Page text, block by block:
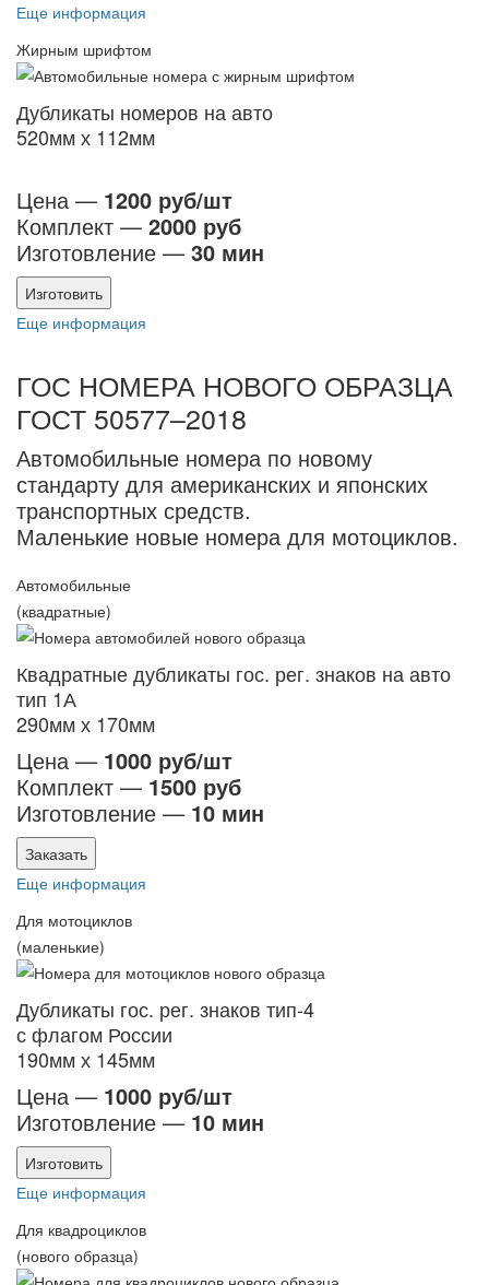
Еще информация
Жирным шрифтом
Дубликаты номеров на авто
520мм х 112мм
Цена — 1200 руб/шт
Комплект — 2000 руб
Изготовление — 30 мин
Изготовить
Еще информация
ГОС НОМЕРА НОВОГО ОБРАЗЦА
ГОСТ 50577–2018
Автомобильные номера по новому
стандарту для американских и японских
транспортных средств.
Маленькие новые номера для мотоциклов.
Автомобильные
(квадратные)
Квадратные дубликаты гос. рег. знаков на авто
тип 1А
290мм х 170мм
Цена — 1000 руб/шт
Комплект — 1500 руб
Изготовление — 10 мин
Заказать
Еще информация
Для мотоциклов
(маленькие)
Дубликаты гос. рег. знаков тип-4
с флагом России
190мм х 145мм
Цена — 1000 руб/шт
Изготовление — 10 мин
Изготовить
Еще информация
Для квадроциклов
(нового образца)